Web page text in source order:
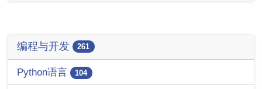
编程与开发 261
Python语言 104